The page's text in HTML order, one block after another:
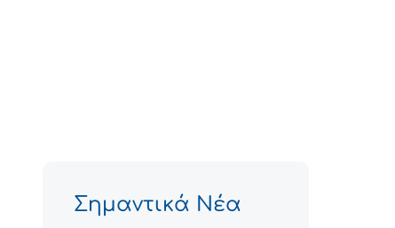
Σημαντικά Νέα